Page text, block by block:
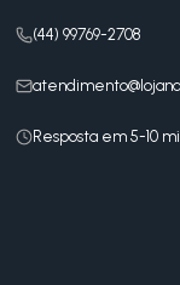
(44) 99769-2708
Resposta em 5-10